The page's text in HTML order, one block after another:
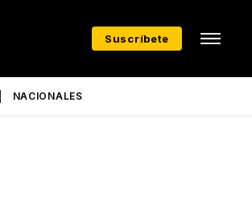
Suscríbete
NACIONALES